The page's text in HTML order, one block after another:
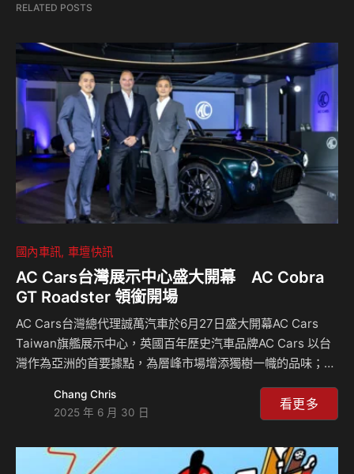
RELATED POSTS
國內車訊 車壇快訊
AC Cars台灣展示中心盛大開幕 AC Cobra
GT Roadster 領銜開場
AC Cars台灣總代理誠萬汽車於6月27日盛大開幕AC Cars
Taiwan旗艦展示中心，英國百年歷史汽車品牌AC Cars 以台
灣作為亞洲的首要據點，為層峰市場增添獨樹一幟的品味；
Cobra GT Roadster 領銜揭開序幕，同場也展出數量稀少但
頗具意義，於2009年發表，AC Cars 與德國 Gullwing 公司合
號MK7 全新七代 AC Cobra GT Roadster 奠下了基礎。 展示
Chang Chris
2025 年 6 月 30 日
看更多